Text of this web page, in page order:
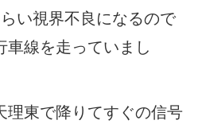
い視界不良になるので
車線を走っていまし
理東で降りてすぐの信号